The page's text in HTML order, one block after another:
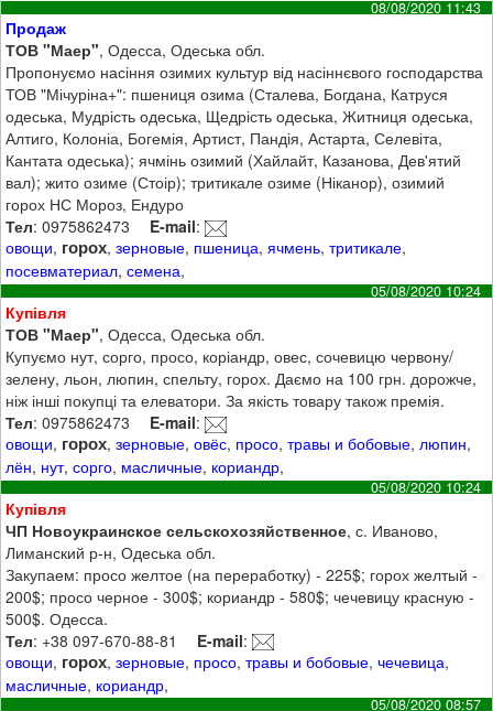
08/08/2020 11:43
Продаж
ТОВ "Маер", Одесса, Одеська обл.
Пропонуємо насіння озимих культур від насіннєвого господарства
ТОВ "Мічуріна+": пшениця озима (Сталева, Богдана, Катруся
одеська, Мудрість одеська, Щедрість одеська, Житниця одеська,
Алтиго, Колоніа, Богемія, Артист, Пандія, Астарта, Селевіта,
Кантата одеська); ячмінь озимий (Хайлайт, Казанова, Дев'ятий
вал); жито озиме (Стоір); тритикале озиме (Ніканор), озимий
горох НС Мороз, Ендуро
Тел: 0975862473 E-mail:
овощи, горох,зерновые, пшеница,ячмень,тритикале,
посевматериал,семена,
05/08/2020 10:24
Купівля
ТОВ "Маер", Одесса, Одеська обл.
Купуємо нут, сорго, просо, коріандр, овес, сочевицю червону/
зелену, льон, люпин, спельту, горох. Даємо на 100 грн. дорожче,
ніж інші покупці та елеватори. За якість товару також премія.
Тел: 0975862473 E-mail:
овощи, горох,зерновые,овёс, просо,травы и бобовые,люпин,
лён, нут,сорго, масличные, кориандр,
05/08/2020 10:24
Купівля
ЧП Новоукраинское сельскохозяйственное, с. Иваново,
Лиманский р-н, Одеська обл.
Закупаем: просо желтое (на переработку) - 225$; горох желтый -
200$; просо черное - 300$; кориандр - 580$; чечевицу красную -
500$. Одесса.
Тел: +38 097-670-88-81 E-mail:
овощи, горох,зерновые, просо,травы и бобовые,чечевица,
масличные, кориандр,
05/08/2020 08:57